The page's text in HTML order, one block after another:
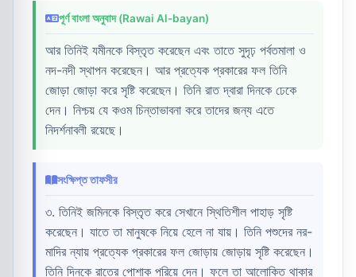
পূর্ণ বাংলা অনুবাদ (Rawai Al-bayan)
আর তিনিই যমীনকে বিস্তৃত করেছেন এবং তাতে সুদৃঢ় পর্বতমালা ও
নদ-নদী স্থাপন করেছেন। আর প্রত্যেক প্রকারের ফল তিনি
জোড়া জোড়া করে সৃষ্টি করেছেন। তিনি রাত দ্বারা দিনকে ঢেকে
দেন। নিশ্চয় যে কওম চিন্তাভাবনা করে তাদের জন্য এতে
নিদর্শনাবলী রয়েছে।
সংক্ষিপ্ত তাফসীর
৩. তিনিই জমিনকে বিস্তৃত করে সেখানে স্থিতিশীল পাহাড় সৃষ্টি
করেছেন। যাতে তা মানুষকে নিয়ে হেলে না যায়। তিনি পশুদের নর-
মাদির ন্যায় প্রত্যেক প্রকারের ফল জোড়ায় জোড়ায় সৃষ্টি করেছেন।
তিনি দিনকে রাতের পোশাক পরিয়ে দেন। ফলে তা আলোকিত থাকার